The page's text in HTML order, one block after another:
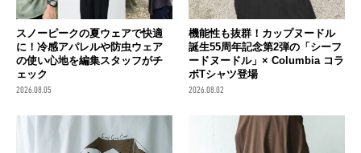
スノーピークの夏ウェアで快適
に！冷感アパレルや防虫ウェア
の使い心地を編集スタッフがチ
ェック
2026.08.05
機能性も抜群！カップヌードル
誕生55周年記念第2弾の「シーフ
ードヌードル」× Columbia コラ
ボTシャツ登場
2026.08.02